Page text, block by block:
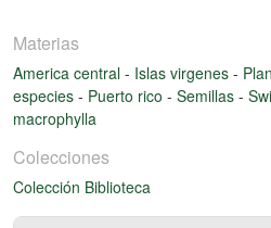
Materias
America central - Islas virgenes -
especies - Puerto rico - Semillas -
macrophylla
Colecciones
Colección Biblioteca